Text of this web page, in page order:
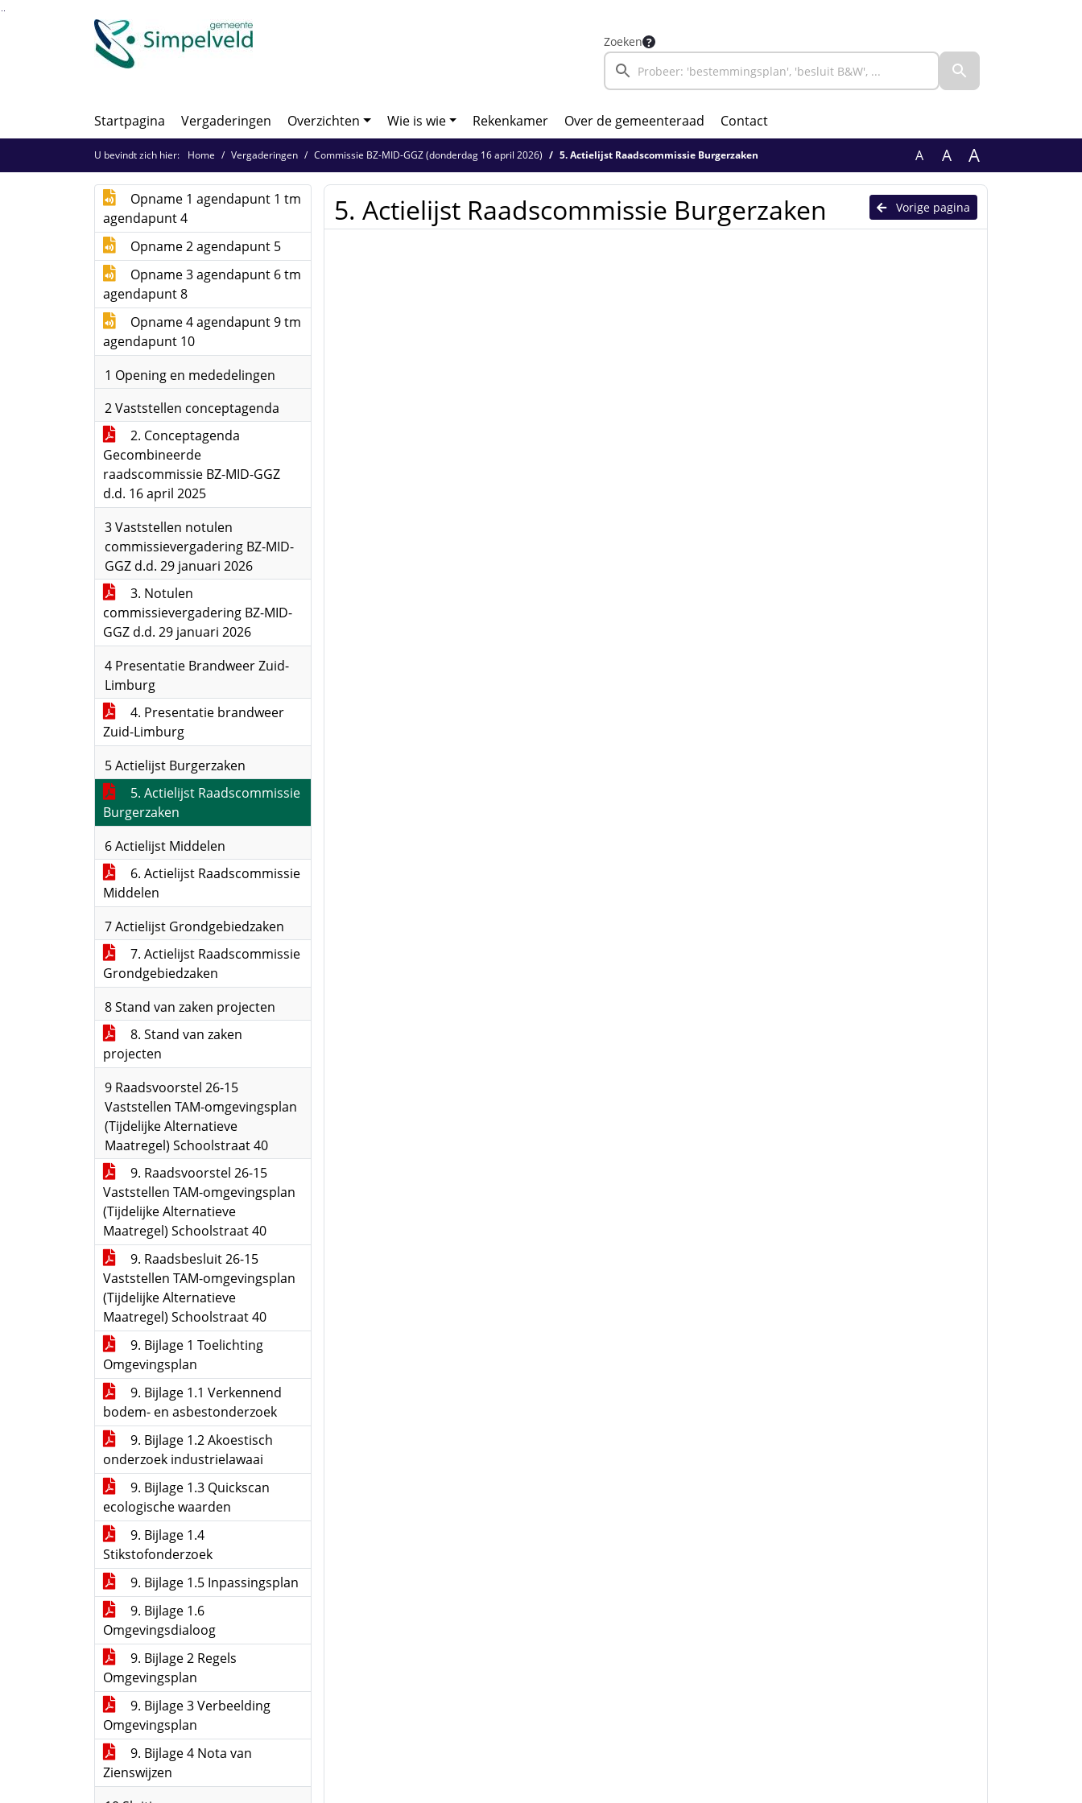
Ga naar de inhoud van deze pagina
Ga naar het zoeken
Ga naar het menu
Zoeken
Startpagina Vergaderingen Overzichten Wie is wie Rekenkamer Over de gemeenteraad Contact
U bevindt zich hier: Home Vergaderingen Commissie BZ-MID-GGZ (donderdag 16 april 2026) 5. Actielijst Raadscommissie Burgerzaken A A A
Opname 1 agendapunt 1 tm
agendapunt 4
Opname 2 agendapunt 5
Opname 3 agendapunt 6 tm
agendapunt 8
Opname 4 agendapunt 9 tm
agendapunt 10
1 Opening en mededelingen
2 Vaststellen conceptagenda
2. Conceptagenda
Gecombineerde
raadscommissie BZ-MID-GGZ
d.d. 16 april 2025
3 Vaststellen notulen
commissievergadering BZ-MID-
GGZ d.d. 29 januari 2026
3. Notulen
commissievergadering BZ-MID-
GGZ d.d. 29 januari 2026
4 Presentatie Brandweer Zuid-
Limburg
4. Presentatie brandweer
Zuid-Limburg
5 Actielijst Burgerzaken
5. Actielijst Raadscommissie
Burgerzaken
6 Actielijst Middelen
6. Actielijst Raadscommissie
Middelen
7 Actielijst Grondgebiedzaken
7. Actielijst Raadscommissie
Grondgebiedzaken
8 Stand van zaken projecten
8. Stand van zaken
projecten
9 Raadsvoorstel 26-15
Vaststellen TAM-omgevingsplan
(Tijdelijke Alternatieve
Maatregel) Schoolstraat 40
9. Raadsvoorstel 26-15
Vaststellen TAM-omgevingsplan
(Tijdelijke Alternatieve
Maatregel) Schoolstraat 40
9. Raadsbesluit 26-15
Vaststellen TAM-omgevingsplan
(Tijdelijke Alternatieve
Maatregel) Schoolstraat 40
9. Bijlage 1 Toelichting
Omgevingsplan
9. Bijlage 1.1 Verkennend
bodem- en asbestonderzoek
9. Bijlage 1.2 Akoestisch
onderzoek industrielawaai
9. Bijlage 1.3 Quickscan
ecologische waarden
9. Bijlage 1.4
Stikstofonderzoek
9. Bijlage 1.5 Inpassingsplan
9. Bijlage 1.6
Omgevingsdialoog
9. Bijlage 2 Regels
Omgevingsplan
9. Bijlage 3 Verbeelding
Omgevingsplan
9. Bijlage 4 Nota van
Zienswijzen
Vorige pagina
5. Actielijst Raadscommissie Burgerzaken